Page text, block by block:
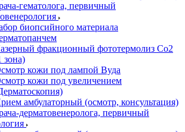
гематолога, первичный
биопсийного материала
фракционный фототермолиз Со2
зона)
кожи под лампой Вуда
кожи под увеличением
амбулаторный (осмотр, консультация)
дерматовенеролога, первичный